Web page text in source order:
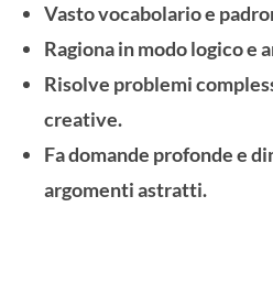
Vasto vocabolario e
Ragiona in modo logico e
Risolve problemi
creative.
Fa domande profonde e
argomenti astratti.